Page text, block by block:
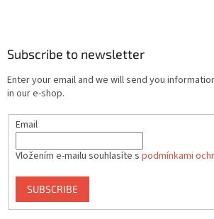
Subscribe to newsletter
Enter your email and we will send you
in our e-shop.
Email
Vložením e-mailu souhlasíte s podmínkami
SUBSCRIBE